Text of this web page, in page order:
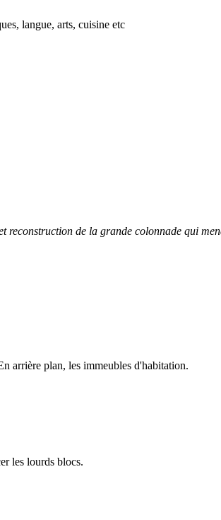
langue, arts, cuisine etc
de la grande colonnade qui
arrière plan, les immeubles d'habitation.
les lourds blocs.